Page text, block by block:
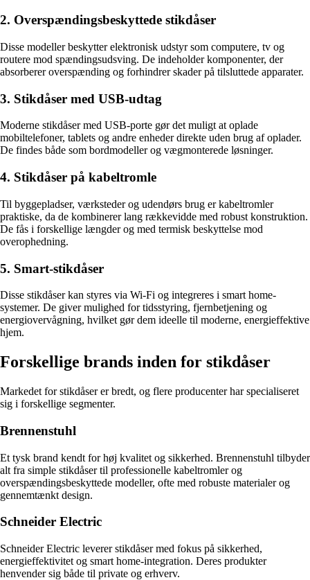
2. Overspændingsbeskyttede stikdåser
Disse modeller beskytter elektronisk udstyr som computere, tv og
routere mod spændingsudsving. De indeholder komponenter, der
absorberer overspænding og forhindrer skader på tilsluttede apparater.
3. Stikdåser med USB-udtag
Moderne stikdåser med USB-porte gør det muligt at oplade
mobiltelefoner, tablets og andre enheder direkte uden brug af oplader.
De findes både som bordmodeller og vægmonterede løsninger.
4. Stikdåser på kabeltromle
Til byggepladser, værksteder og udendørs brug er kabeltromler
praktiske, da de kombinerer lang rækkevidde med robust konstruktion.
De fås i forskellige længder og med termisk beskyttelse mod
overophedning.
5. Smart-stikdåser
Disse stikdåser kan styres via Wi-Fi og integreres i smart home-
systemer. De giver mulighed for tidsstyring, fjernbetjening og
energiovervågning, hvilket gør dem ideelle til moderne, energieffektive
hjem.
Forskellige brands inden for stikdåser
Markedet for stikdåser er bredt, og flere producenter har specialiseret
sig i forskellige segmenter.
Brennenstuhl
Et tysk brand kendt for høj kvalitet og sikkerhed. Brennenstuhl tilbyder
alt fra simple stikdåser til professionelle kabeltromler og
overspændingsbeskyttede modeller, ofte med robuste materialer og
gennemtænkt design.
Schneider Electric
Schneider Electric leverer stikdåser med fokus på sikkerhed,
energieffektivitet og smart home-integration. Deres produkter
henvender sig både til private og erhverv.